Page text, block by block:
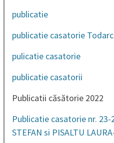
publicatie
publicatie casatorie
pulicatie casatorie
publicatie casatorii
Publicatii căsătorie 2022
Publicatie casatorie nr. 23-
STEFAN si PISALTU